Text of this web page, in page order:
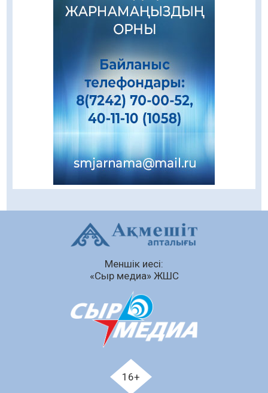
азаматтардың қолтаңбасы бар
Еңбегі ерлікпен тең мамандық
Даналықтың шырағданы, ой-сананың
шамшырағы
08.08.2026
Кенеге қарсы залалсыздандыру жұмыстары
жүргізілуде
07.08.2026
Сыбайлас жемқорлық
Аумақтан тыс соттылық – сот төрелігінің
ашықтығы мен қолжетімділігін арттыру
Меншік иесі:
«Сыр медиа» ЖШС
16+